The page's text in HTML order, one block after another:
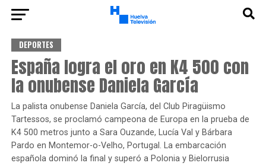
DEPORTES
España logra el oro en K4 500 con
la onubense Daniela García
La palista onubense Daniela García, del Club Piragüismo
Tartessos, se proclamó campeona de Europa en la prueba de
K4 500 metros junto a Sara Ouzande, Lucía Val y Bárbara
Pardo en Montemor-o-Velho, Portugal. La embarcación
española dominó la final y superó a Polonia y Bielorrusia